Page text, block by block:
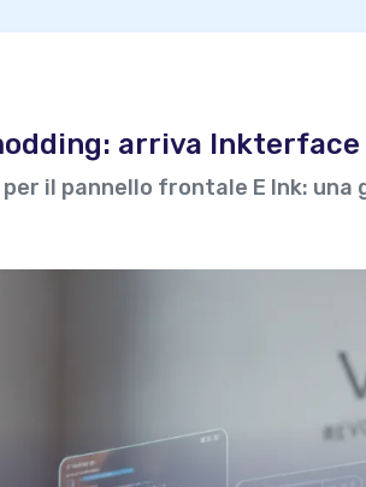
arriva Inkterface
il pannello frontale E Ink: